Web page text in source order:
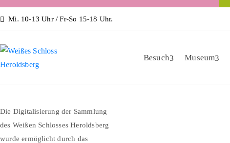
Mi. 10-13 Uhr / Fr-So 15-18 Uhr.
Besuch Museum
Die Digitalisierung der Sammlung
des Weißen Schlosses Heroldsberg
wurde ermöglicht durch das